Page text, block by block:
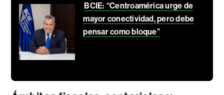
BCIE: “Centroamérica urge de
mayor conectividad, pero debe
pensar como bloque”